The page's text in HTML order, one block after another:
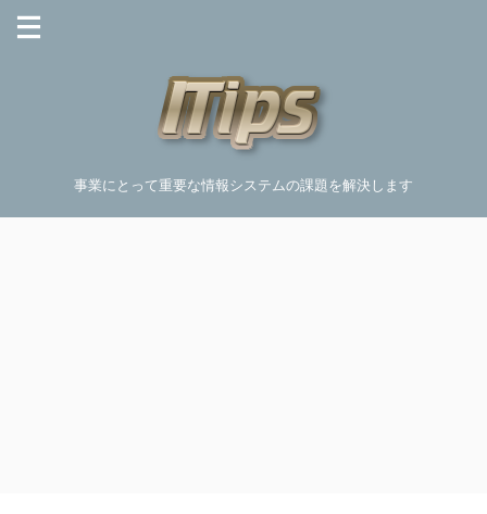
事業にとって重要な情報システムの課題を解決します